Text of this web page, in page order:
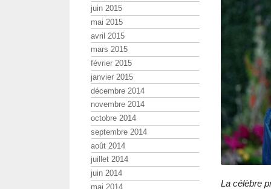
La célèbre
juin 2015
mai 2015
avril 2015
mars 2015
février 2015
janvier 2015
décembre 2014
novembre 2014
octobre 2014
septembre 2014
août 2014
juillet 2014
juin 2014
mai 2014